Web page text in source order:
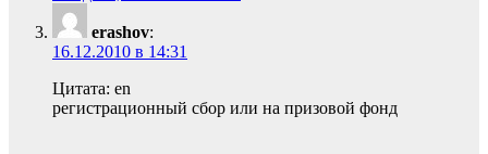
erashov:
16.12.2010 в 14:31
Цитата: en
регистрационный сбор или на призовой фонд